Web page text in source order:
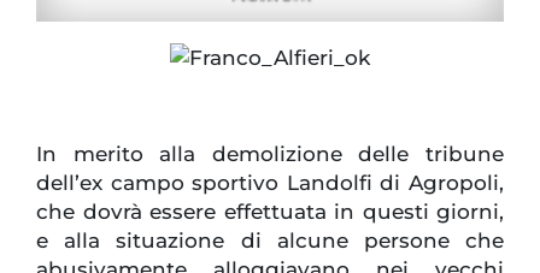
In merito alla demolizione delle tribune
dell’ex campo sportivo Landolfi di Agropoli,
che dovrà essere effettuata in questi giorni,
e alla situazione di alcune persone che